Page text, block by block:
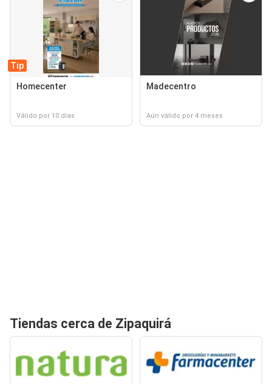
Tip
Homecenter
Válido por 10 días
Madecentro
Aún válido por 4 meses
Tiendas cerca de Zipaquirá